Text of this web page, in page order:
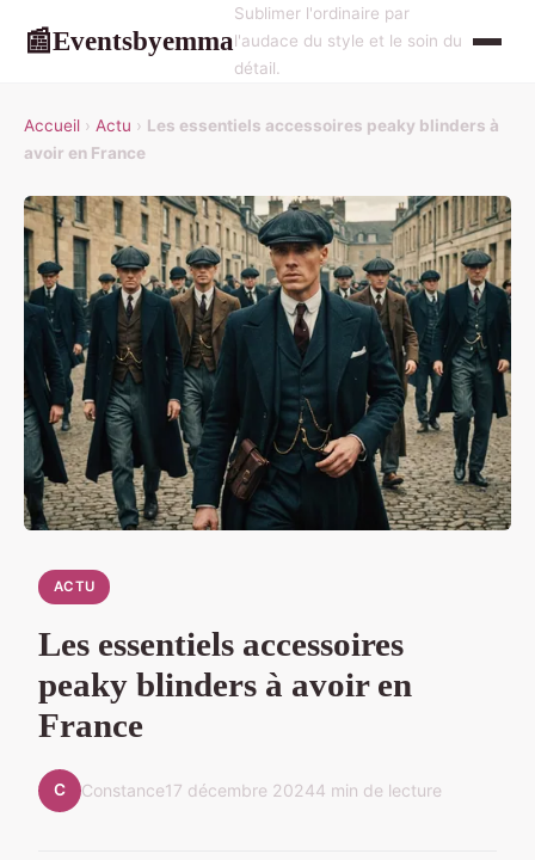
📰Eventsbyemma
Sublimer l'ordinaire par
l'audace du style et le soin du
détail.
Accueil › Actu › Les essentiels accessoires peaky blinders à
avoir en France
ACTU
Les essentiels accessoires
peaky blinders à avoir en
France
C Constance17 décembre 20244 min de lecture